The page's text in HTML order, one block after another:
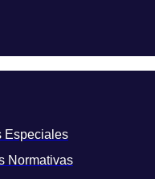
Especiales
Normativas